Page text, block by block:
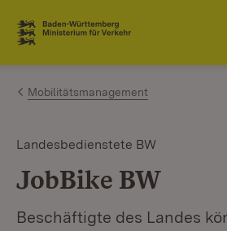
Zum Inhalt springen
Link zur Startseite
Mobilitätsmanagement
Landesbedienstete BW
JobBike BW
Beschäftigte des Landes